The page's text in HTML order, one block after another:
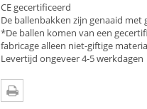
CE gecertificeerd
De ballenbakken zijn genaaid
*De ballen komen van een
fabricage alleen niet-giftige
Levertijd ongeveer 4-5 werkdagen